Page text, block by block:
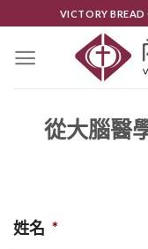
content
VICTORY BREAD
從大腦醫
姓名 *